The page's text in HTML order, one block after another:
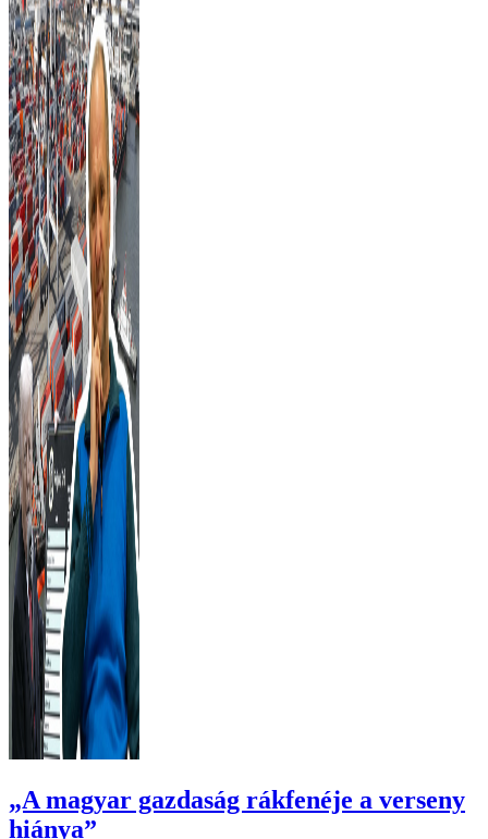
„A magyar gazdaság rákfenéje a verseny
hiánya”